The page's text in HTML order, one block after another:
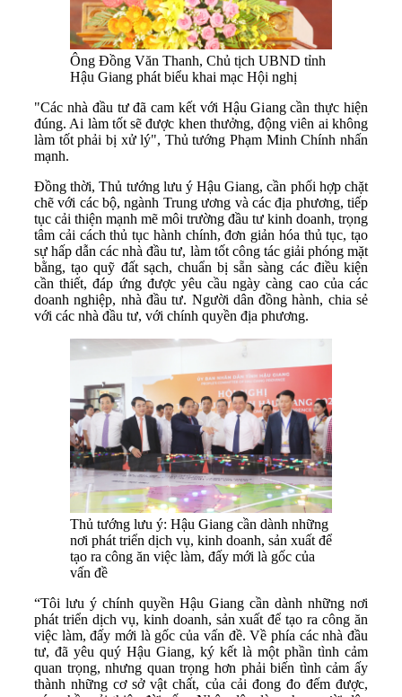
Ông Đồng Văn Thanh, Chủ tịch UBND tỉnh
Hậu Giang phát biểu khai mạc Hội nghị
"Các nhà đầu tư đã cam kết với Hậu Giang cần thực hiện
đúng. Ai làm tốt sẽ được khen thưởng, động viên ai không
làm tốt phải bị xử lý", Thủ tướng Phạm Minh Chính nhấn
mạnh.
Đồng thời, Thủ tướng lưu ý Hậu Giang, cần phối hợp chặt
chẽ với các bộ, ngành Trung ương và các địa phương, tiếp
tục cải thiện mạnh mẽ môi trường đầu tư kinh doanh, trọng
tâm cải cách thủ tục hành chính, đơn giản hóa thủ tục, tạo
sự hấp dẫn các nhà đầu tư, làm tốt công tác giải phóng mặt
bằng, tạo quỹ đất sạch, chuẩn bị sẵn sàng các điều kiện
cần thiết, đáp ứng được yêu cầu ngày càng cao của các
doanh nghiệp, nhà đầu tư. Người dân đồng hành, chia sẻ
với các nhà đầu tư, với chính quyền địa phương.
Thủ tướng lưu ý: Hậu Giang cần dành những
nơi phát triển dịch vụ, kinh doanh, sản xuất để
tạo ra công ăn việc làm, đấy mới là gốc của
vấn đề
“Tôi lưu ý chính quyền Hậu Giang cần dành những nơi
phát triển dịch vụ, kinh doanh, sản xuất để tạo ra công ăn
việc làm, đấy mới là gốc của vấn đề. Về phía các nhà đầu
tư, đã yêu quý Hậu Giang, ký kết là một phần tình cảm
quan trọng, nhưng quan trọng hơn phải biến tình cảm ấy
thành những cơ sở vật chất, của cải đong đo đếm được,